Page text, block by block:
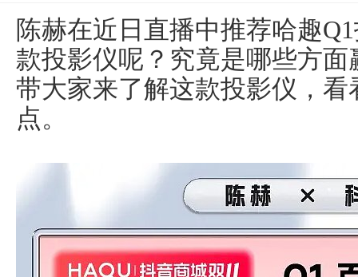
陈赫在近日直播中推荐哈趣
款投影仪呢？究竟是哪些方
带大家来了解这款投影仪，
点。